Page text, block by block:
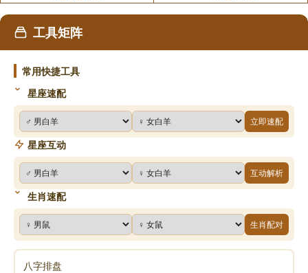
工具矩阵
常用快捷工具
星座速配
立即速配
星座互动
互动解析
生肖速配
生肖配对
八字排盘